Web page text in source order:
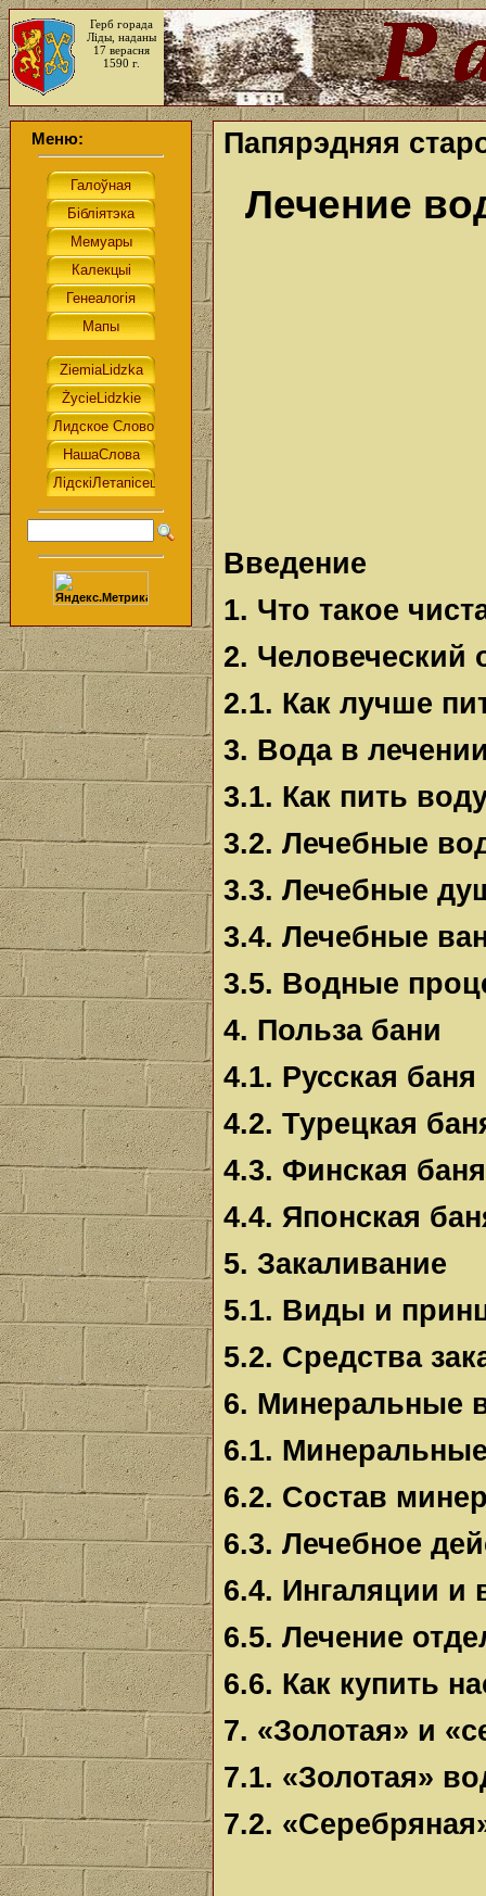
Герб горада
Ліды, наданы
17 верасня
1590 г.
Меню: Папярэдняя
Лечение
Введение
1. Что такое
2. Человеческий
2.1. Как лучше
3. Вода в
3.1. Как пить
3.2. Лечебные
3.3. Лечебные
3.4. Лечебные
3.5. Водные
4. Польза бани
4.1. Русская баня
4.2. Турецкая
4.3. Финская
4.4. Японская
5. Закаливание
5.1. Виды и
5.2. Средства
6. Минеральные
6.1.
6.2. Состав
6.3. Лечебное
6.4. Ингаляции
6.5. Лечение
6.6. Как купить
7. «Золотая» и
7.1. «Золотая»
7.2.